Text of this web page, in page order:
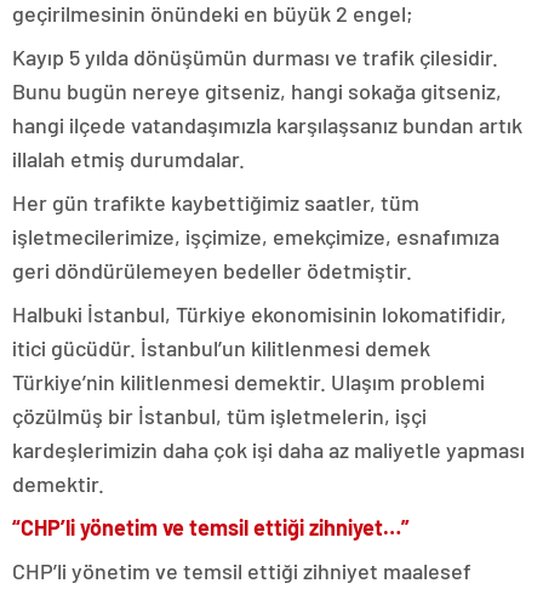
geçirilmesinin önündeki en büyük 2 engel;
Kayıp 5 yılda dönüşümün durması ve trafik çilesidir.
Bunu bugün nereye gitseniz, hangi sokağa gitseniz,
hangi ilçede vatandaşımızla karşılaşsanız bundan artık
illalah etmiş durumdalar.
Her gün trafikte kaybettiğimiz saatler, tüm
işletmecilerimize, işçimize, emekçimize, esnafımıza
geri döndürülemeyen bedeller ödetmiştir.
Halbuki İstanbul, Türkiye ekonomisinin lokomatifidir,
itici gücüdür. İstanbul’un kilitlenmesi demek
Türkiye’nin kilitlenmesi demektir. Ulaşım problemi
çözülmüş bir İstanbul, tüm işletmelerin, işçi
kardeşlerimizin daha çok işi daha az maliyetle yapması
demektir.
“CHP’li yönetim ve temsil ettiği zihniyet…”
CHP’li yönetim ve temsil ettiği zihniyet maalesef